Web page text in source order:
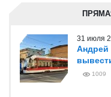
31 июля
Андрей
1009